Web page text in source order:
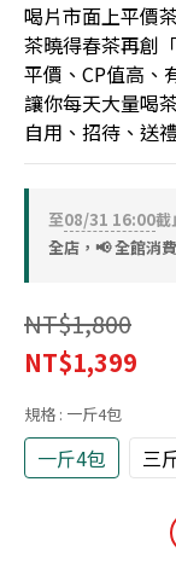
喝片市面上平價
茶曉得春茶再創
平價、CP值高、
讓你每天大量喝
自用、招待、送
至08/31 16:00截
全店，📢 全館消
NT$1,800
NT$1,399
規格 : 一斤4包
一斤4包 三